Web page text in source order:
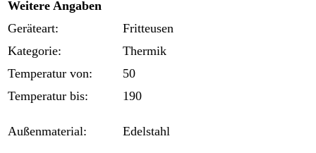
Weitere Angaben
Geräteart:
Fritteusen
Kategorie:
Thermik
Temperatur von:
50
Temperatur bis:
190
Außenmaterial: Edelstahl